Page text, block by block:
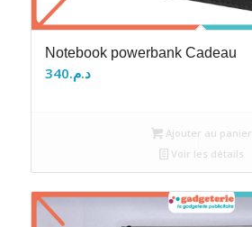
Notebook powerbank Cadeau
د.م.340
Ajouter au panier
Voir les détails